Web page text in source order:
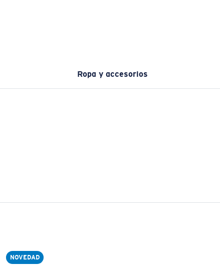
Ropa y accesorios
NOVEDAD